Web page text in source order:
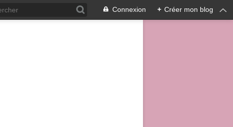
Connexion + Créer mon blog